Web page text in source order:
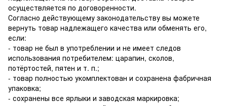
осуществляется по договоренности.
Согласно действующему законодательству вы можете
вернуть товар надлежащего качества или обменять его,
если:
- товар не был в употреблении и не имеет следов
использования потребителем: царапин, сколов,
потёртостей, пятен и т. п.;
- товар полностью укомплектован и сохранена фабричная
упаковка;
- сохранены все ярлыки и заводская маркировка;